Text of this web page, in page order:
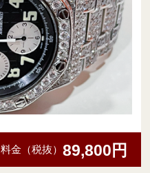
料金（税抜） 89,800円